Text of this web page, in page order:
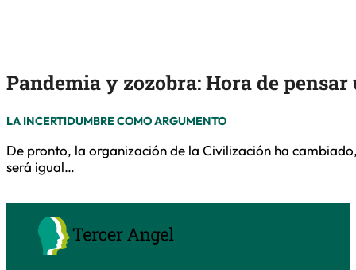
Pandemia y zozobra: Hora de
LA INCERTIDUMBRE COMO ARGUMENTO
De pronto, la organización de la Civilización ha
será igual…